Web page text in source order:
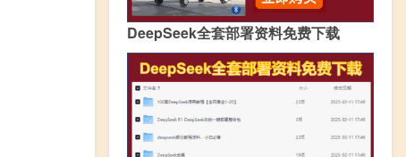
DeepSeek全套部署资料免费下载